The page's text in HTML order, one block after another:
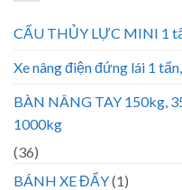
CẨU THỦY LỰC MINI 1
Xe nâng điện đứng lái 1
BÀN NÂNG TAY 150kg,
1000kg
(36)
BÁNH XE ĐẨY(1)